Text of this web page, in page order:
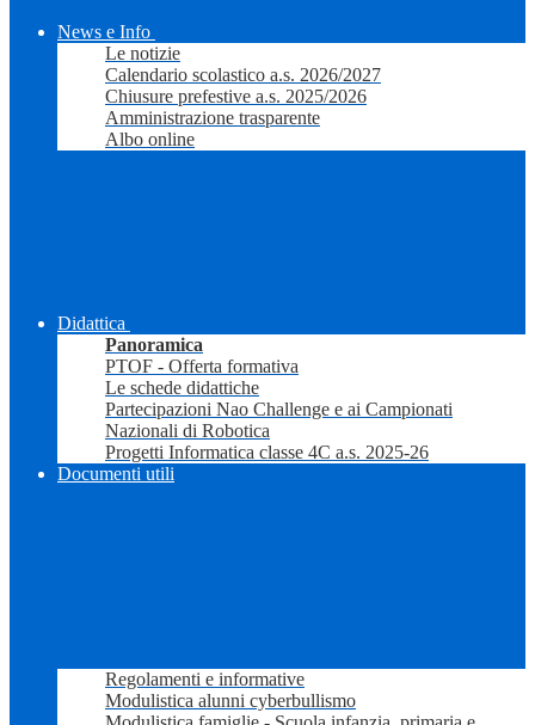
News e Info
Le notizie
Calendario scolastico a.s. 2026/2027
Chiusure prefestive a.s. 2025/2026
Amministrazione trasparente
Albo online
Didattica
Panoramica
PTOF - Offerta formativa
Le schede didattiche
Partecipazioni Nao Challenge e ai Campionati
Nazionali di Robotica
Progetti Informatica classe 4C a.s. 2025-26
Documenti utili
Regolamenti e informative
Modulistica alunni cyberbullismo